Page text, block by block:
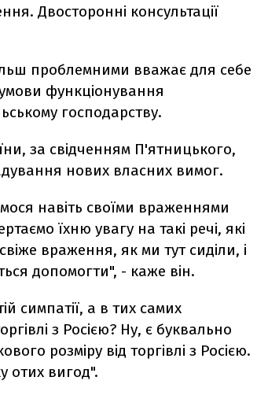
Двосторонні консультації
проблемними вважає для себе
функціонування
господарству.
за свідченням П'ятницького,
нових власних вимог.
навіть своїми враженнями
їхню увагу на такі речі, які
враження, як ми тут сиділи, і
допомогти", - каже він.
симпатії, а в тих самих
з Росією? Ну, є буквально
розміру від торгівлі з Росією.
отих вигод".